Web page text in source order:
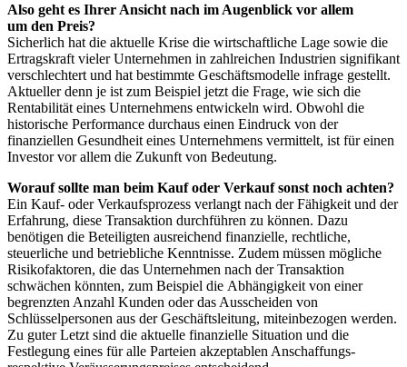
Also geht es Ihrer Ansicht nach im Augenblick vor allem
um den Preis?
Sicherlich hat die aktuelle Krise die wirtschaftliche Lage sowie die
Ertragskraft vieler Unternehmen in zahlreichen Industrien signifikant
verschlechtert und hat bestimmte Geschäftsmodelle infrage gestellt.
Aktueller denn je ist zum Beispiel jetzt die Frage, wie sich die
Rentabilität eines Unternehmens entwickeln wird. Obwohl die
historische Performance durchaus einen Eindruck von der
finanziellen Gesundheit eines Unternehmens vermittelt, ist für einen
Investor vor allem die Zukunft von Bedeutung.
Worauf sollte man beim Kauf oder Verkauf sonst noch achten?
Ein Kauf- oder Verkaufsprozess verlangt nach der Fähigkeit und der
Erfahrung, diese Transaktion durchführen zu können. Dazu
benötigen die Beteiligten ausreichend finanzielle, rechtliche,
steuerliche und betriebliche Kenntnisse. Zudem müssen mögliche
Risikofaktoren, die das Unternehmen nach der Transaktion
schwächen könnten, zum Beispiel die Abhängigkeit von einer
begrenzten Anzahl Kunden oder das Ausscheiden von
Schlüsselpersonen aus der Geschäftsleitung, miteinbezogen werden.
Zu guter Letzt sind die aktuelle finanzielle Situation und die
Festlegung eines für alle Parteien akzeptablen Anschaffungs-